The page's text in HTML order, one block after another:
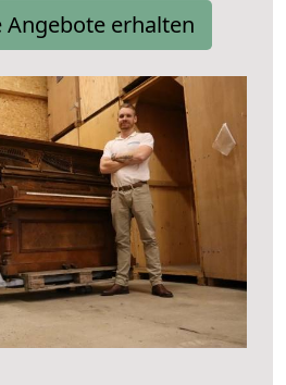
Angebote erhalten